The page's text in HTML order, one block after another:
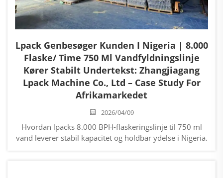
Lpack Genbesøger Kunden I Nigeria | 8.000
Flaske/ Time 750 Ml Vandfyldningslinje
Kører Stabilt Undertekst: Zhangjiagang
Lpack Machine Co., Ltd – Case Study For
Afrikamarkedet
2026/04/09
Hvordan lpacks 8.000 BPH-flaskeringslinje til 750 ml
vand leverer stabil kapacitet og holdbar ydelse i Nigeria.